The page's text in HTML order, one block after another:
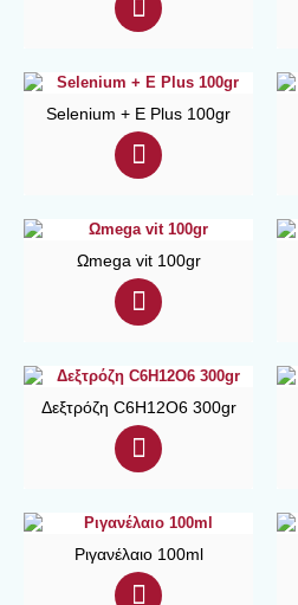
Selenium + E Plus 100gr
Ωmega vit 100gr
Δεξτρόζη C6H12O6 300gr
Ριγανέλαιο 100ml